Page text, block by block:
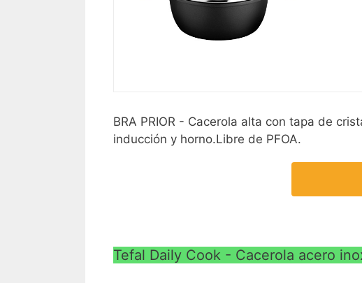
BRA PRIOR - Cacerola alta con tapa de
inducción y horno.Libre de PFOA.
Tefal Daily Cook - Cacerola acero